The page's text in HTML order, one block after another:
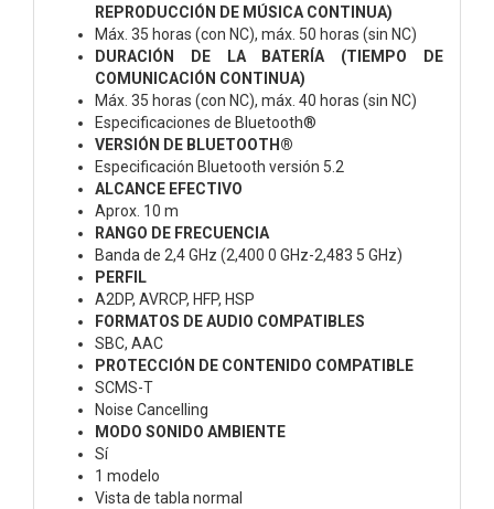
REPRODUCCIÓN DE MÚSICA CONTINUA)
Máx. 35 horas (con NC), máx. 50 horas (sin NC)
DURACIÓN DE LA BATERÍA (TIEMPO DE
COMUNICACIÓN CONTINUA)
Máx. 35 horas (con NC), máx. 40 horas (sin NC)
Especificaciones de Bluetooth®
VERSIÓN DE BLUETOOTH®
Especificación Bluetooth versión 5.2
ALCANCE EFECTIVO
Aprox. 10 m
RANGO DE FRECUENCIA
Banda de 2,4 GHz (2,400 0 GHz-2,483 5 GHz)
PERFIL
A2DP, AVRCP, HFP, HSP
FORMATOS DE AUDIO COMPATIBLES
SBC, AAC
PROTECCIÓN DE CONTENIDO COMPATIBLE
SCMS-T
Noise Cancelling
MODO SONIDO AMBIENTE
Sí
1 modelo
Vista de tabla normal